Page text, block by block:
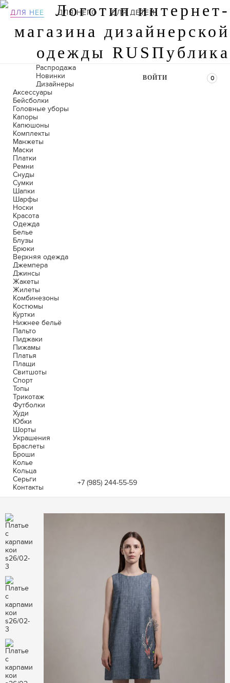
ДЛЯ НЕЕ ДЛЯ НЕГО ДЛЯ ДЕТЕЙ
0
ВОЙТИ
+7 (985) 244-55-59
Распродажа
Новинки
Дизайнеры
Аксессуары
Бейсболки
Головные уборы
Капоры
Капюшоны
Комплекты
Манжеты
Маски
Платки
Ремни
Снуды
Сумки
Шапки
Шарфы
Носки
Красота
Одежда
Белье
Блузы
Брюки
Верхняя одежда
Джемпера
Джинсы
Жакеты
Жилеты
Комбинезоны
Костюмы
Куртки
Нижнее бельё
Пальто
Пиджаки
Пижамы
Платья
Плащи
Свитшоты
Спорт
Топы
Трикотаж
Футболки
Худи
Юбки
Шорты
Украшения
Браслеты
Броши
Колье
Кольца
Серьги
Контакты